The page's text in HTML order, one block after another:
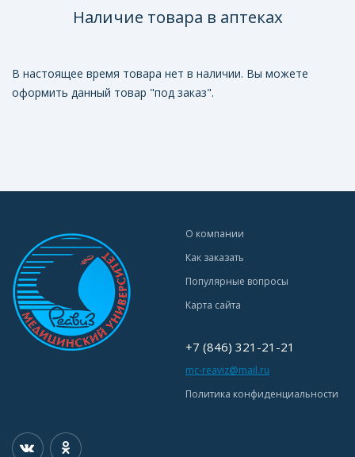
Наличие товара в аптеках
В настоящее время товара нет в наличии. Вы можете
оформить данный товар "под заказ".
О компании
Как заказать
Популярные вопросы
Карта сайта
+7 (846) 321-21-21
mc-reaviz@mail.ru
Политика конфиденциальности